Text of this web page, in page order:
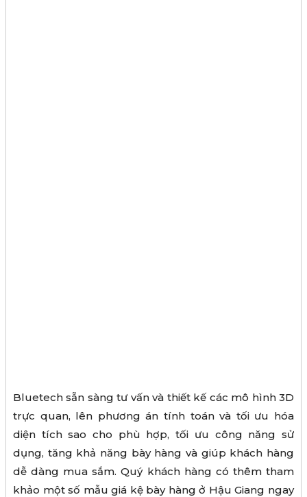
Bluetech sẵn sàng tư vấn và thiết kế các mô hình 3D
trực quan, lên phương án tính toán và tối ưu hóa
diện tích sao cho phù hợp, tối ưu công năng sử
dụng, tăng khả năng bày hàng và giúp khách hàng
dễ dàng mua sắm. Quý khách hàng có thêm tham
khảo một số mẫu giá kệ bày hàng ở Hậu Giang ngay